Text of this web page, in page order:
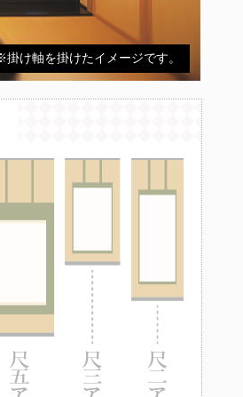
掛け軸を掛けたイメージです。